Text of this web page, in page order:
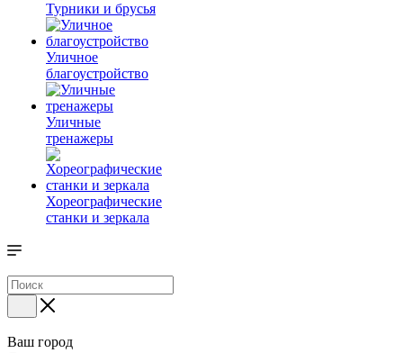
Турники и брусья
Уличное
благоустройство
Уличные
тренажеры
Хореографические
станки и зеркала
Ваш город